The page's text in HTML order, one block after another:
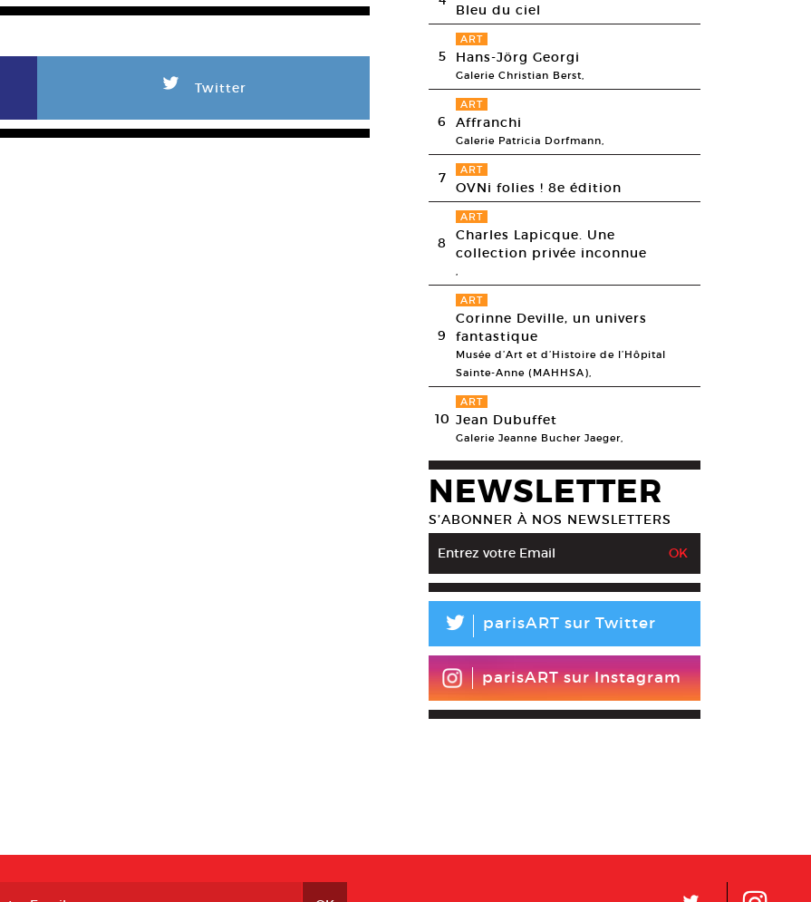
L Twitter
Bleu du ciel
5
ART
Hans-Jörg Georgi
Galerie Christian Berst,
6
ART
Affranchi
Galerie Patricia Dorfmann,
7 ART
OVNi folies ! 8e édition
8
ART
Charles Lapicque. Une
collection privée inconnue
,
9
ART
Corinne Deville, un univers
fantastique
Musée d’Art et d’Histoire de l’Hôpital
Sainte-Anne (MAHHSA),
10
ART
Jean Dubuffet
Galerie Jeanne Bucher Jaeger,
NEWSLETTER
S’ABONNER À NOS NEWSLETTERS
L parisART sur Twitter
parisART sur Instagram